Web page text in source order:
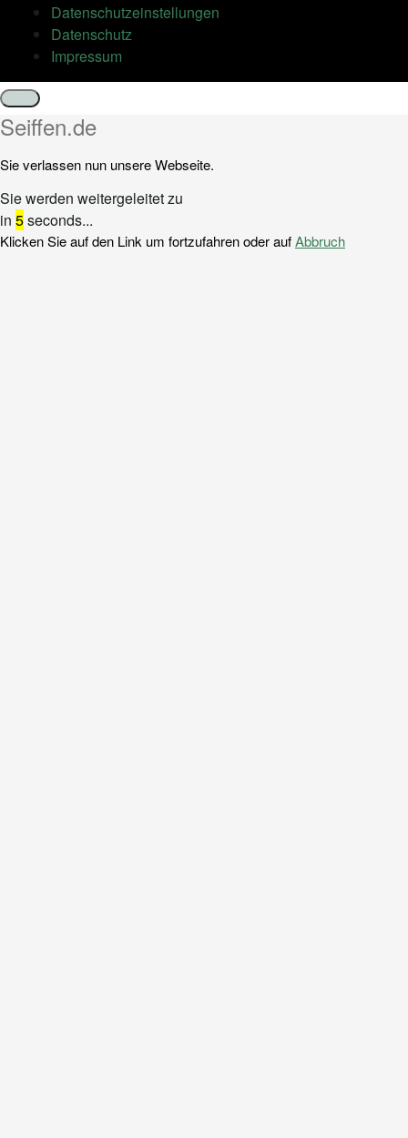
Datenschutz­einstellungen
Datenschutz
Impressum
Schließen
Seiffen.de
Sie verlassen nun unsere Webseite.
Sie werden weitergeleitet zu
in 5seconds...
Klicken Sie auf den Link um fortzufahren oder aufAbbruch